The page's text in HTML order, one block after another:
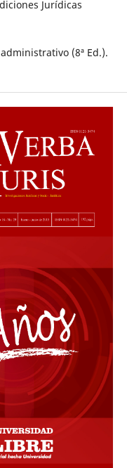
Jurídicas
(8ª Ed.).